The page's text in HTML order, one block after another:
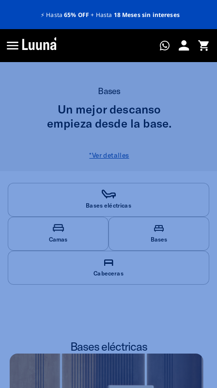
🏷️12% OFFadicional en compras a partir de
sin intereses
Bases
Un mejor descanso
empieza desde la base.
*Ver detalles
Bases eléctricas
Camas Bases
Cabeceras
Bases eléctricas